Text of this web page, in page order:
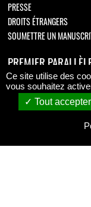
PRESSE
DROITS ÉTRANGERS
SOUMETTRE UN
PREMIER
Retrouvez-nous
MENTIONS LÉGALES
Ce site utilise des
vous souhaitez
Tout accepter